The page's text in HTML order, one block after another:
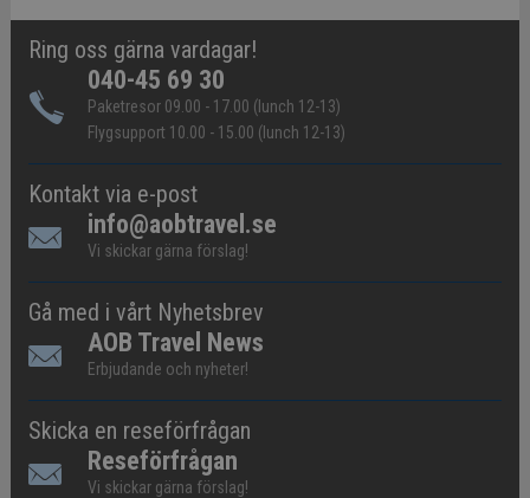
Ring oss gärna vardagar!
040-45 69 30
Paketresor 09.00 - 17.00 (lunch 12-13)
Flygsupport 10.00 - 15.00 (lunch 12-13)
Kontakt via e-post
info@aobtravel.se
Vi skickar gärna förslag!
Gå med i vårt Nyhetsbrev
AOB Travel News
Erbjudande och nyheter!
Skicka en reseförfrågan
Reseförfrågan
Vi skickar gärna förslag!